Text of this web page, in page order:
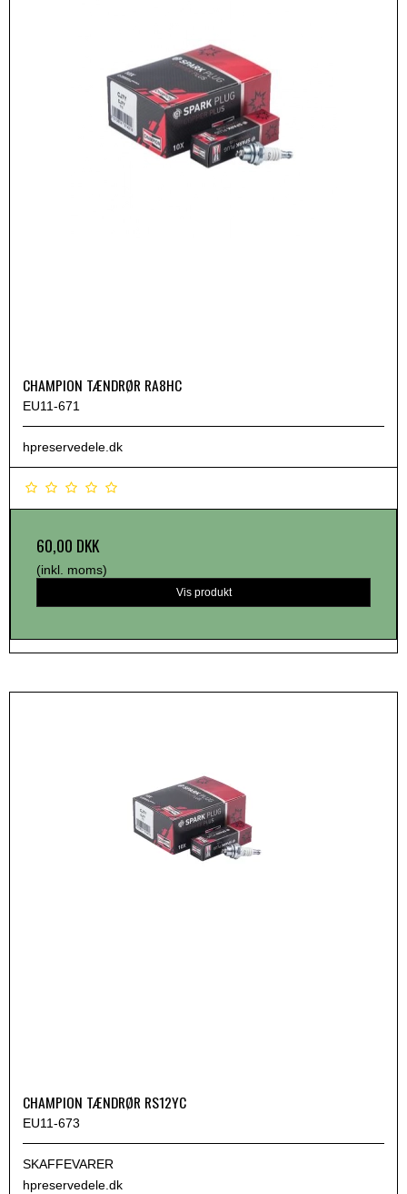
CHAMPION TÆNDRØR RA8HC
EU11-671
hpreservedele.dk
60,00 DKK
(inkl. moms)
Vis produkt
CHAMPION TÆNDRØR RS12YC
EU11-673
SKAFFEVARER
hpreservedele.dk